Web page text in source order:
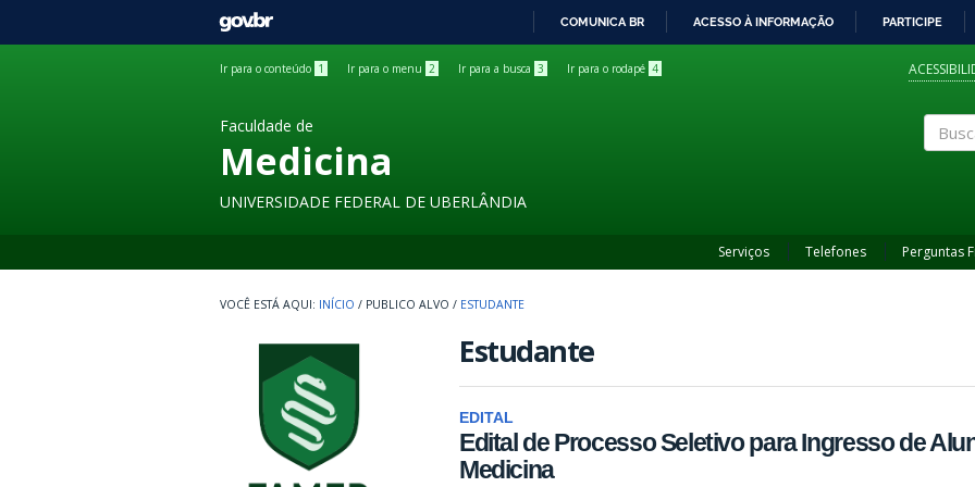
GOVBR
COMUNICA BR ACESSO À INFORMAÇÃO PARTICIPE
Ir para o conteúdo 1 Ir para o menu 2 Ir para a busca 3 Ir para o rodapé 4
Faculdade de
Medicina
UNIVERSIDADE FEDERAL DE UBERLÂNDIA
Serviços Telefones Perguntas
INÍCIO / PUBLICO ALVO / ESTUDANTE
Estudante
EDITAL
Edital de Processo Seletivo para Ingresso de
Medicina